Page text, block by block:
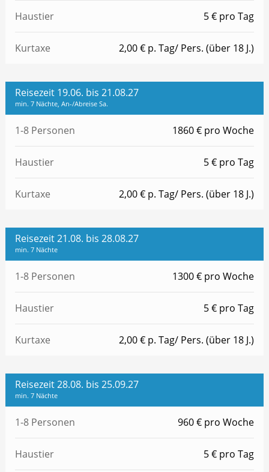
Haustier 5 € pro Tag
Kurtaxe 2,00 € p. Tag/ Pers. (über 18 J.)
Reisezeit 19.06. bis 21.08.27
min. 7 Nächte, An-/Abreise Sa.
1-8 Personen 1860 € pro Woche
Haustier 5 € pro Tag
Kurtaxe 2,00 € p. Tag/ Pers. (über 18 J.)
Reisezeit 21.08. bis 28.08.27
min. 7 Nächte
1-8 Personen 1300 € pro Woche
Haustier 5 € pro Tag
Kurtaxe 2,00 € p. Tag/ Pers. (über 18 J.)
Reisezeit 28.08. bis 25.09.27
min. 7 Nächte
1-8 Personen 960 € pro Woche
Haustier 5 € pro Tag